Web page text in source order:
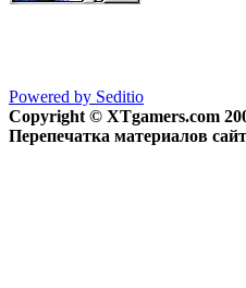
Powered by Seditio
Copyright © XTgamers.com
Перепечатка материалов